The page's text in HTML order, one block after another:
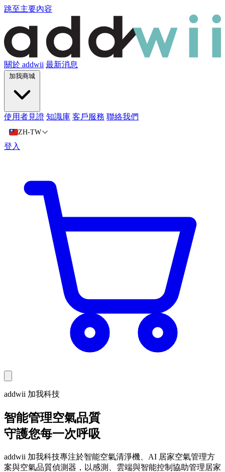
跳至主要內容
關於 addwii 最新消息
加我商城
使用者見證 知識庫 客戶服務 聯絡我們
ZH-TW
登入
addwii 加我科技
智能管理空氣品質
守護您每一次呼吸
addwii 加我科技專注於智能空氣清淨機、AI 居家空氣管理方
案與空氣品質偵測器，以感測、雲端與智能控制協助管理居家